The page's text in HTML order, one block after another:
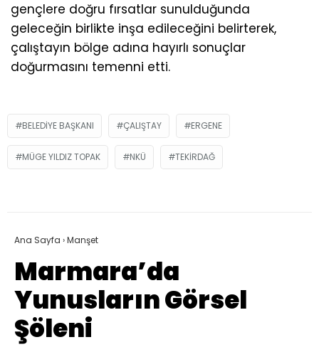
gençlere doğru fırsatlar sunulduğunda
geleceğin birlikte inşa edileceğini belirterek,
çalıştayın bölge adına hayırlı sonuçlar
doğurmasını temenni etti.
BELEDIYE BAŞKANI ÇALIŞTAY ERGENE
MÜGE YILDIZ TOPAK NKÜ TEKIRDAĞ
Ana Sayfa ›Manşet
Marmara’da
Yunusların Görsel
Şöleni